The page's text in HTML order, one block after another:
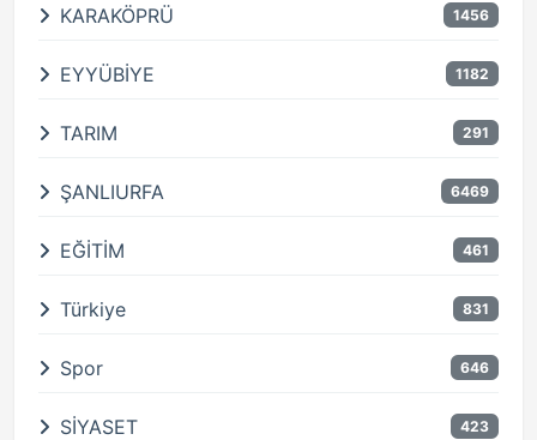
KARAKÖPRÜ 1456
EYYÜBİYE 1182
TARIM 291
ŞANLIURFA 6469
EĞİTİM 461
Türkiye 831
Spor 646
SİYASET 423